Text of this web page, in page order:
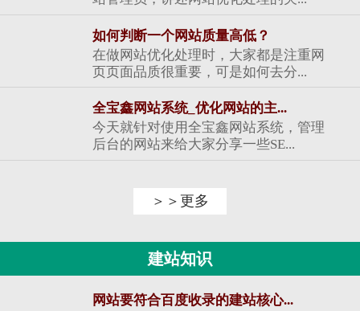
如何判断一个网站质量高低？
在做网站优化处理时，大家都是注重网
页页面品质很重要，可是如何去分...
全宝鑫网站系统_优化网站的主...
今天就针对使用全宝鑫网站系统，管理
后台的网站来给大家分享一些SE...
＞＞更多
建站知识
网站要符合百度收录的建站核心...